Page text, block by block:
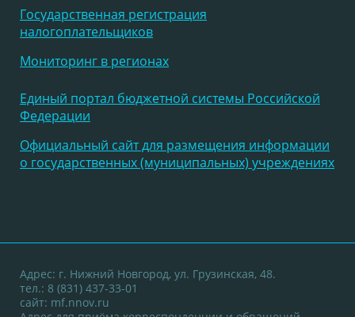
Государственная регистрация
налогоплательщиков
Мониторинг в регионах
Единый портал бюджетной системы Российской
Федерации
Официальный сайт для размещения информации
о государственных (муниципальных) учреждениях
Адрес: г. Нижний Новгород, ул. Грузинская, 48.
тел.: 8 (831) 437-33-01
сайт: mf.nnov.ru